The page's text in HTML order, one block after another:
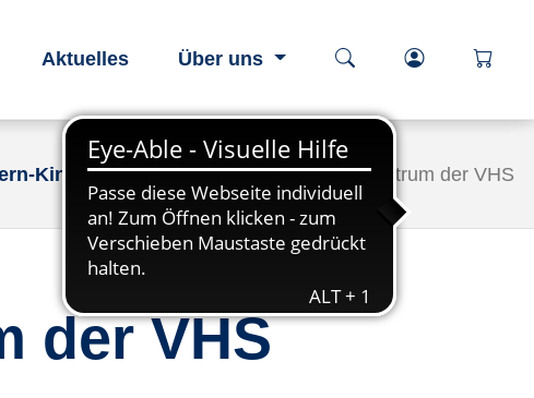
Aktuelles Über uns Kurssuche öffnen
Login-
Kind-Zentrum Das Eltern-Kind-Zentrum der VHS
der VHS